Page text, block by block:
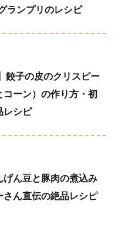
ランプリのレシピ
餃子の皮のクリスピー
コーン）の作り方・初
レシピ
げん豆と豚肉の煮込み
ん直伝の絶品レシピ